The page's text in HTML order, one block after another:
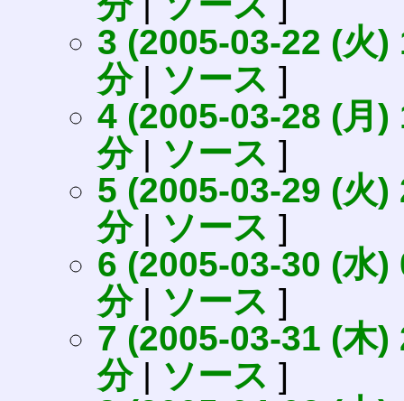
3 (2005-03-22 (火)
分| ソース ]
4 (2005-03-28 (月)
分| ソース ]
5 (2005-03-29 (火)
分| ソース ]
6 (2005-03-30 (水)
分| ソース ]
7 (2005-03-31 (木)
分| ソース ]